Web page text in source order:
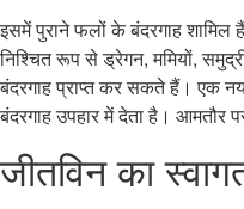
इसमें पुराने फलों के बंदरगाह
निश्चित रूप से ड्रेगन, ममियों,
बंदरगाह प्राप्त कर सकते हैं। एक
बंदरगाह उपहार में देता है। आमतौर
जीतविन का